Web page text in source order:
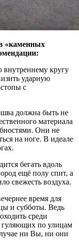
«каменных
внутреннему кругу
ударную
с
должна быть не
материала
Они не
на ноге. В идеале
бегать вдоль
ещё полу спит, а
свежесть воздуха.
время для
и субботы. Ведь
среди
по улицам
ни Вы, ни они